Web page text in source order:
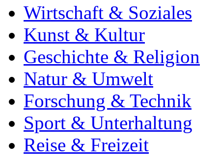
Wirtschaft & Soziales
Kunst & Kultur
Geschichte & Religion
Natur & Umwelt
Forschung & Technik
Sport & Unterhaltung
Reise & Freizeit